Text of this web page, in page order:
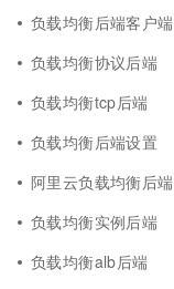
负载均衡后端客户端
负载均衡协议后端
负载均衡tcp后端
负载均衡后端设置
阿里云负载均衡后端
负载均衡实例后端
负载均衡alb后端